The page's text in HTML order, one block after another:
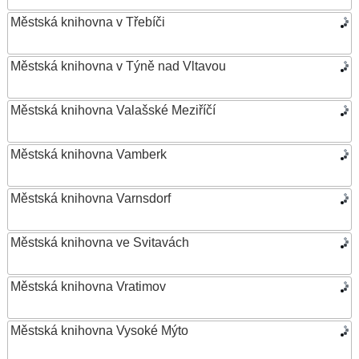
Městská knihovna v Třebíči
Městská knihovna v Týně nad Vltavou
Městská knihovna Valašské Meziříčí
Městská knihovna Vamberk
Městská knihovna Varnsdorf
Městská knihovna ve Svitavách
Městská knihovna Vratimov
Městská knihovna Vysoké Mýto